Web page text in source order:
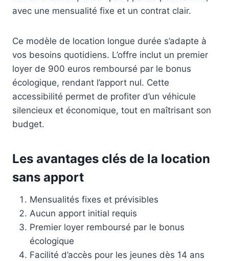
avec une mensualité fixe et un contrat clair.
Ce modèle de location longue durée s’adapte à
vos besoins quotidiens. L’offre inclut un premier
loyer de 900 euros remboursé par le bonus
écologique, rendant l’apport nul. Cette
accessibilité permet de profiter d’un véhicule
silencieux et économique, tout en maîtrisant son
budget.
Les avantages clés de la location
sans apport
Mensualités fixes et prévisibles
Aucun apport initial requis
Premier loyer remboursé par le bonus
écologique
Facilité d’accès pour les jeunes dès 14 ans